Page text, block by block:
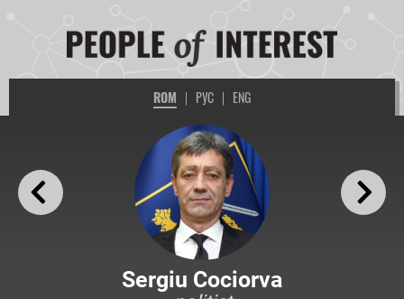
ROM | РУС | ENG
Sergiu Cociorva